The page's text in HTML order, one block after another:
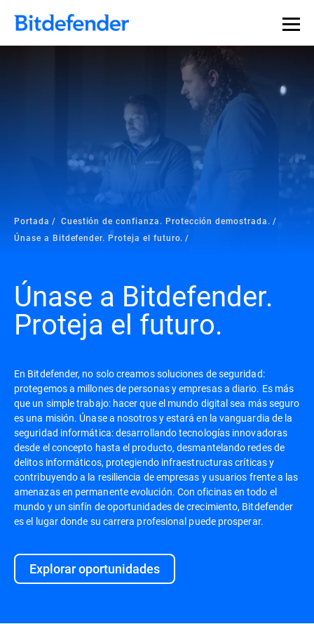
Portada
Cuestión de confianza. Protección demostrada.
Únase a Bitdefender. Proteja el futuro.
Únase a Bitdefender.
Proteja el futuro.
En Bitdefender, no solo creamos soluciones de seguridad:
protegemos a millones de personas y empresas a diario. Es más
que un simple trabajo: hacer que el mundo digital sea más seguro
es una misión. Únase a nosotros y estará en la vanguardia de la
seguridad informática: desarrollando tecnologías innovadoras
desde el concepto hasta el producto, desmantelando redes de
delitos informáticos, protegiendo infraestructuras críticas y
contribuyendo a la resiliencia de empresas y usuarios frente a las
amenazas en permanente evolución. Con oficinas en todo el
mundo y un sinfín de oportunidades de crecimiento, Bitdefender
es el lugar donde su carrera profesional puede prosperar.
Explorar oportunidades